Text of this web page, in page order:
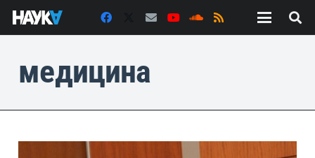
медицина